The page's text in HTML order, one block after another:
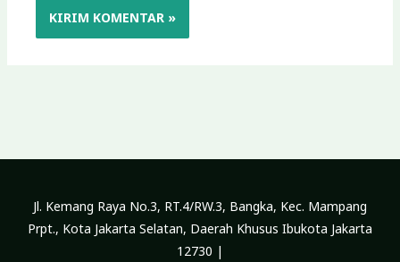
Jl. Kemang Raya No.3, RT.4/RW.3, Bangka, Kec. Mampang
Prpt., Kota Jakarta Selatan, Daerah Khusus Ibukota Jakarta
12730 |